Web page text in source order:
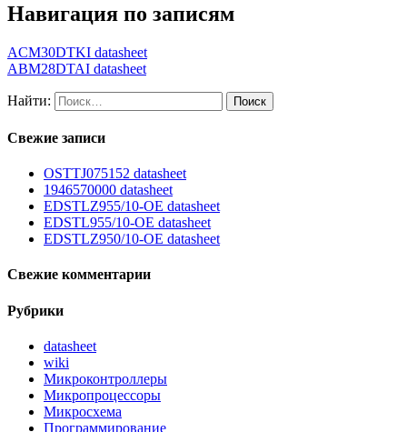
Навигация по записям
ACM30DTKI datasheet
ABM28DTAI datasheet
Найти:
Свежие записи
OSTTJ075152 datasheet
1946570000 datasheet
EDSTLZ955/10-OE datasheet
EDSTL955/10-OE datasheet
EDSTLZ950/10-OE datasheet
Свежие комментарии
Рубрики
datasheet
wiki
Микроконтроллеры
Микропроцессоры
Микросхема
Программирование